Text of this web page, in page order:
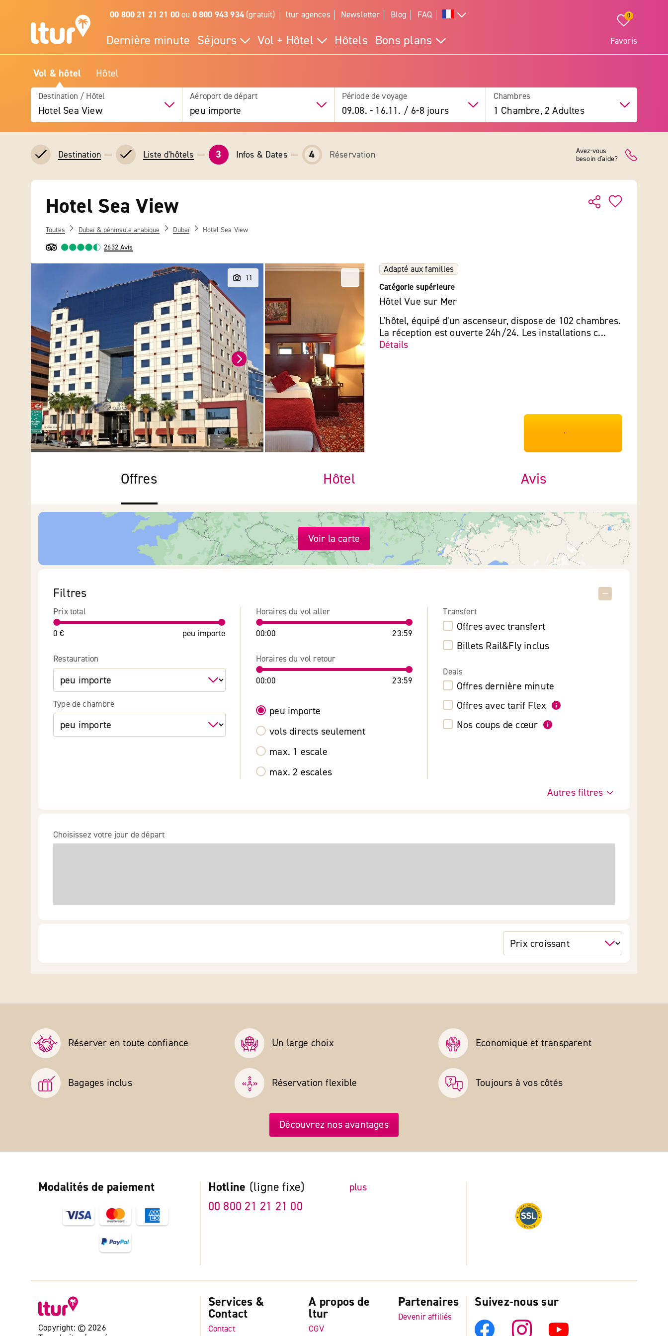
00 800 21 21 21 00ou 0 800 943 934(gratuit) ltur agences Newsletter Blog FAQ
Dernière minute Séjours Vol + Hôtel Hôtels Bons plans
0
Favoris
Vol & hôtel Hôtel
Destination / Hôtel
Hotel Sea View
Aéroport de départ
peu importe
Période de voyage
09.08. - 16.11. / 6-8 jours
Chambres
1 Chambre, 2 Adultes
Destination Liste d'hôtels 3 Infos & Dates 4 Réservation
Avez-vous
besoin d'aide?
Hotel Sea View
Toutes Dubaï & péninsule arabique Dubaï Hotel Sea View
2632 Avis
Adapté aux familles
Catégorie supérieure
Hôtel Vue sur Mer
L'hôtel, équipé d'un ascenseur, dispose de 102 chambres.
La réception est ouverte 24h/24. Les installations c...
Détails
***************
Offres Hôtel Avis
Voir la carte
Filtres
Prix total
0 € peu importe
Restauration
Type de chambre
Horaires du vol aller
00:00 23:59
Horaires du vol retour
00:00 23:59
peu importe
vols directs seulement
max. 1 escale
max. 2 escales
Transfert
Offres avec transfert
Billets Rail&Fly inclus
Deals
Offres dernière minute
Offres avec tarif Flex
Nos coups de cœur
Autres filtres
Choisissez votre jour de départ
Réserver en toute confiance Un large choix Economique et transparent
Bagages inclus Réservation flexible Toujours à vos côtés
Découvrez nos avantages
Modalités de paiement Hotline (ligne fixe) plus
00 800 21 21 21 00
Copyright: © 2026
Services &
Contact
Contact
A propos de
ltur
CGV
Partenaires
Devenir affiliés
Suivez-nous sur